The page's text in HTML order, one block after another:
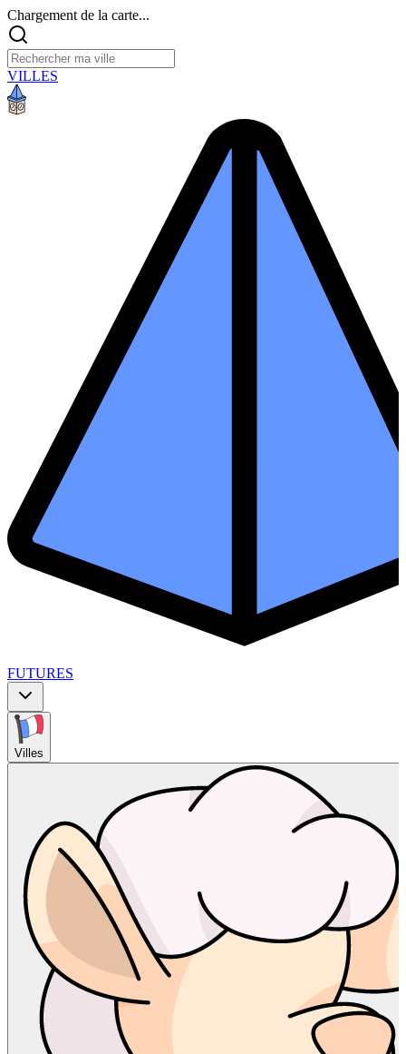
Chargement de la carte...
VILLES
FUTURES
Villes